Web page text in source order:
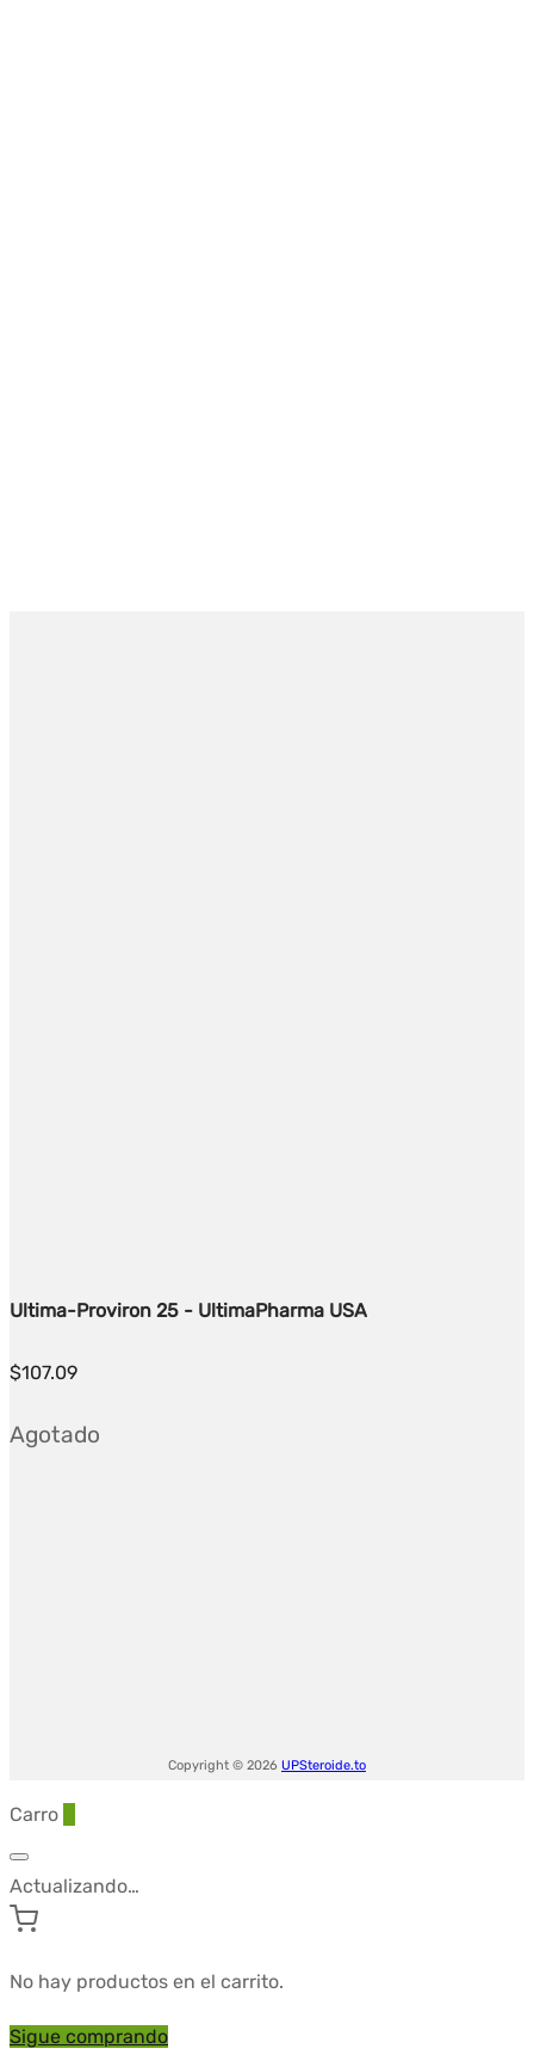
Ultima-Proviron 25 - UltimaPharma USA
$107.09
Agotado
Copyright © 2026 UPSteroide.to
Carro
Actualizando…
No hay productos en el carrito.
Sigue comprando